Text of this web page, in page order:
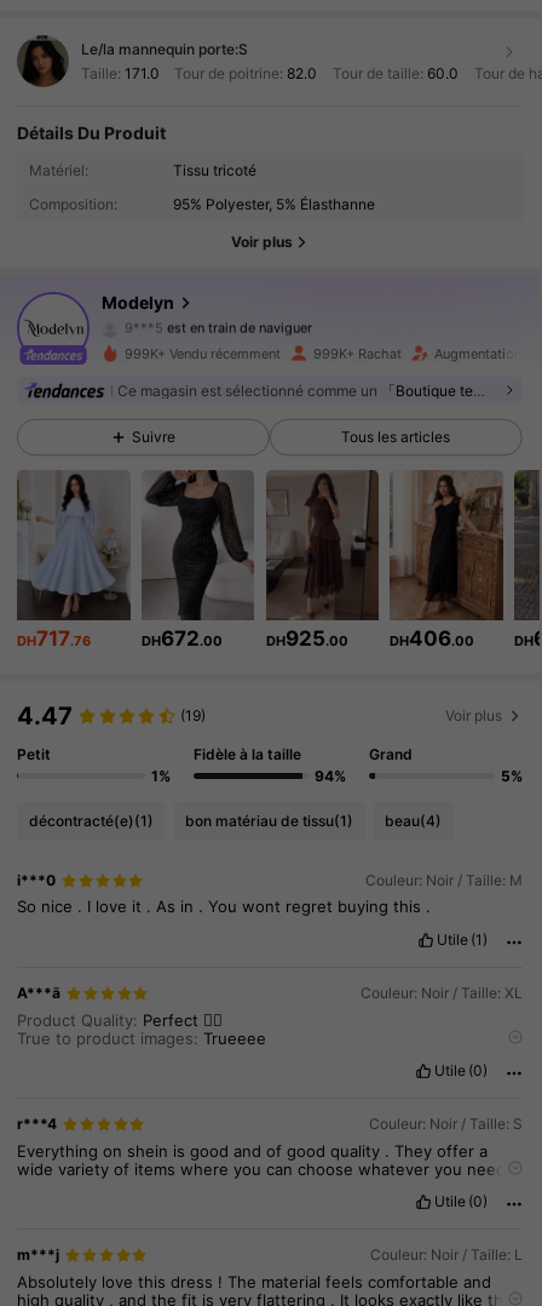
Le/la mannequin porte:S
Taille: 171.0 Tour de poitrine: 82.0 Tour de taille: 60.0 Tour de
Détails Du Produit
Matériel:
Tissu tricoté
Composition:
95% Polyester, 5% Élasthanne
Voir plus
Modelyn
1.2M Suiveurs
9***5
4.92
1.2M Suiveurs
4.92 1.2M Suiveurs
1.2M Suiveurs
4.92 1.2M Suiveurs
4.92 1.2M Suiveurs
1.2M Suiveurs
999K+ Vendu récemment 999K+ Rachat Augmentation
Ce magasin est sélectionné comme un 「Boutique tendance」
Suivre Tous les articles
DH717.76 DH672.00 DH925.00 DH406.00 DH
4.47 (19) Voir plus
Petit
1%
Fidèle à la taille
94%
Grand
5%
décontracté(e)(1) bon matériau de tissu(1) beau(4)
i***0 Couleur: Noir / Taille: M
So nice . I love it .As in .Youwont regret buyingthis .
Utile (1)
A***ā Couleur: Noir / Taille: XL
Product Quality: Perfect 👍🏻
True to product images: Trueeee
Utile (0)
r***4 Couleur: Noir / Taille: S
Everythingon shein isgoodandofgoodquality . Theyoffera
widevarietyof itemswhereyoucanchoosewhateveryou need
shopping
Utile (0)
m***j Couleur: Noir / Taille: L
Absolutely lovethisdress ! The materialfeelscomfortableand
highquality ,andthefit isveryflattering . It looksexactly likethe